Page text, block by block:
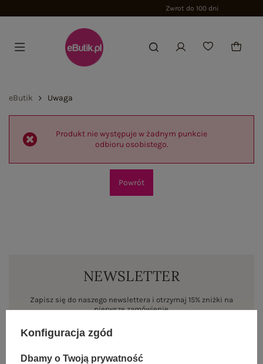
eButik Uwaga
Produkt nie występuje w żadnym punkcie
odbioru osobistego.
Powrót
NEWSLETTER
Zapisz się do naszego newslettera i otrzymaj 15% zniżki na
pierwsze zamówienie
Konfiguracja zgód
Dbamy o Twoją prywatność